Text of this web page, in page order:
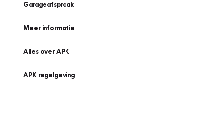
Garageafspraak
Meer informatie
Alles over APK
APK regelgeving